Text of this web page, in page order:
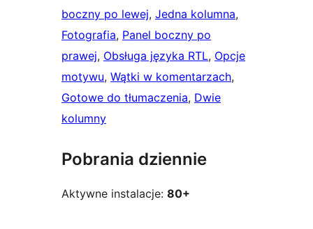
boczny po lewej, Jedna kolumna
Fotografia, Panel boczny po
prawej, Obsługa języka RTL, Opcje
motywu, Wątki w komentarzach
Gotowe do tłumaczenia, Dwie
kolumny
Pobrania dziennie
Aktywne instalacje: 80+